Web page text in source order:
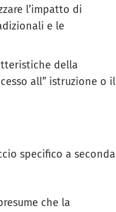
l’impatto di
e le
della
all” istruzione o il
specifico a seconda
che la